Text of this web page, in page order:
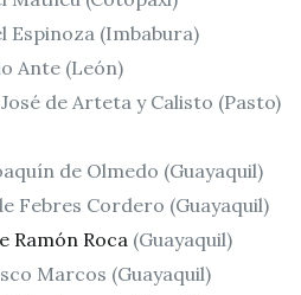
Espinoza (Imbabura)
Ante (León)
de Arteta y Calisto (Pasto)
de Olmedo (Guayaquil)
Febres Cordero (Guayaquil)
Ramón Roca (Guayaquil)
Marcos (Guayaquil)